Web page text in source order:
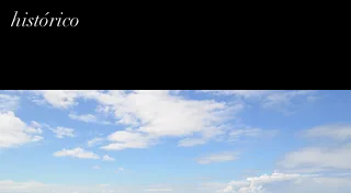
histórico